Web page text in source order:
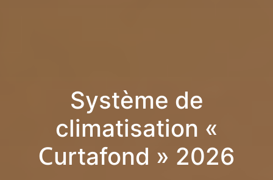
Système de
climatisation «
Curtafond » 2026